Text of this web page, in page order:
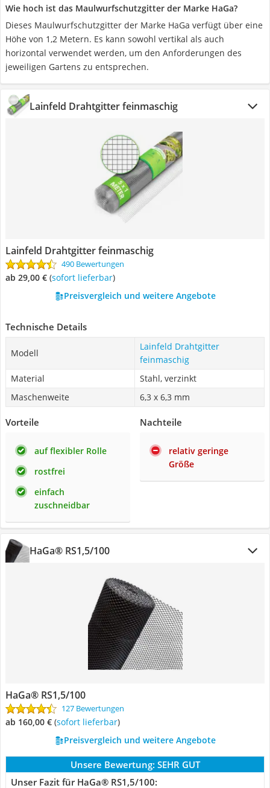
Wie hoch ist das Maulwurfschutzgitter der Marke HaGa?
Dieses Maulwurfschutzgitter der Marke HaGa verfügt über eine
Höhe von 1,2 Metern. Es kann sowohl vertikal als auch
horizontal verwendet werden, um den Anforderungen des
jeweiligen Gartens zu entsprechen.
Lainfeld Drahtgitter feinmaschig
Lainfeld Drahtgitter feinmaschig
490 Bewertungen
ab 29,00 € ( Sofort lieferbar)
Preisvergleich und weitere Angebote
Technische Details
Modell
Lainfeld Drahtgitter
feinmaschig
Material
Stahl, verzinkt
Maschenweite
6,3 x 6,3 mm
Vorteile
auf flexibler Rolle
rostfrei
einfach
zuschneidbar
Nachteile
relativ geringe
Größe
HaGa® RS1,5/100
HaGa® RS1,5/100
127 Bewertungen
ab 160,00 € ( Sofort lieferbar)
Preisvergleich und weitere Angebote
Unsere Bewertung: SEHR GUT
Unser Fazit für HaGa® RS1,5/100: